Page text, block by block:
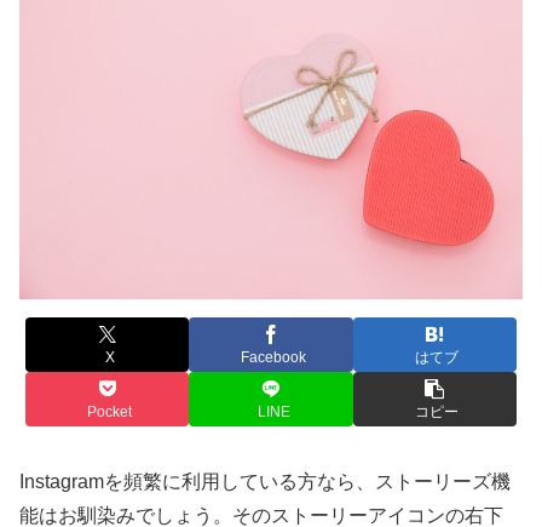
X Facebook はてブ
Pocket LINE コピー
Instagramを頻繁に利用している方なら、ストーリーズ機
能はお馴染みでしょう。そのストーリーアイコンの右下